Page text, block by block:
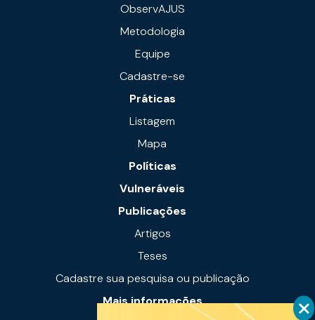
ObservAJUS
Metodologia
Equipe
Cadastre-se
Práticas
Listagem
Mapa
Políticas
Vulneráveis
Publicações
Artigos
Teses
Cadastre sua pesquisa ou publicação
Mais informações